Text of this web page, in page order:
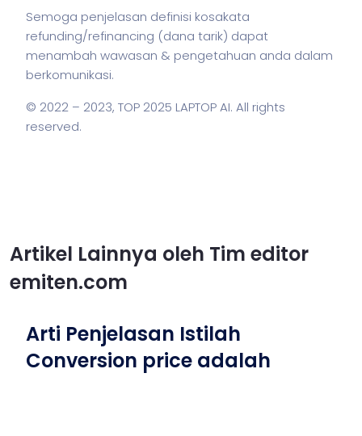
Semoga penjelasan definisi kosakata
refunding/refinancing (dana tarik) dapat
menambah wawasan & pengetahuan anda dalam
berkomunikasi.
© 2022 – 2023, TOP 2025 LAPTOP AI. All rights
reserved.
Artikel Lainnya oleh Tim editor
emiten.com
Arti Penjelasan Istilah
Conversion price adalah